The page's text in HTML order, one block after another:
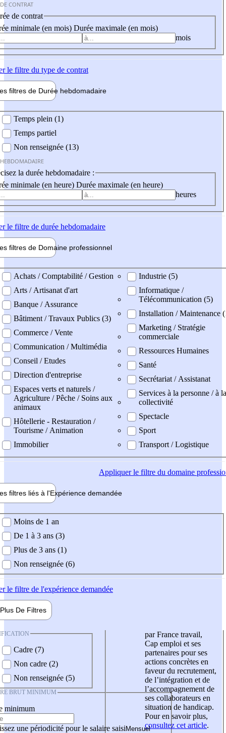
CONTRAT
de contrat
minimale (en mois) Durée maximale (en mois)
mois
le filtre du type de contrat
filtres de Durée hebdomadaire
Temps plein (1)
Temps partiel
Non renseignée (13)
la durée hebdomadaire :
minimale (en heure) Durée maximale (en heure)
heures
le filtre de durée hebdomadaire
filtres de Domaine professionnel
professionel
Achats / Comptabilité / Gestion
Arts / Artisanat d'art
Banque / Assurance
Bâtiment / Travaux Publics (3)
Commerce / Vente
Communication / Multimédia
Conseil / Etudes
Direction d'entreprise
Espaces verts et naturels /
Agriculture / Pêche / Soins aux
animaux
Hôtellerie - Restauration /
Tourisme / Animation
Immobilier
Industrie (5)
Informatique /
Télécommunication (5)
Installation / Maintenance
Marketing / Stratégie
commerciale
Ressources Humaines
Santé
Secrétariat / Assistanat
Services à la personne / à la
collectivité
Spectacle
Sport
Transport / Logistique
Appliquerle filtre du domaine
filtres liés à l'Expérience demandée
demandée
Moins de 1 an
De 1 à 3 ans (3)
Plus de 3 ans (1)
Non renseignée (6)
le filtre de l'expérience demandée
Plus De Filtres
Cadre (7)
Non cadre (2)
Non renseignée (5)
BRUT MINIMUM
minimum
une périodicité pour le salaire saisi
par France travail,
Cap emploi et ses
partenaires pour ses
actions concrètes en
faveur du recrutement,
de l’intégration et de
l’accompagnement de
ses collaborateurs en
situation de handicap.
Pour en savoir plus,
consultez cet article.